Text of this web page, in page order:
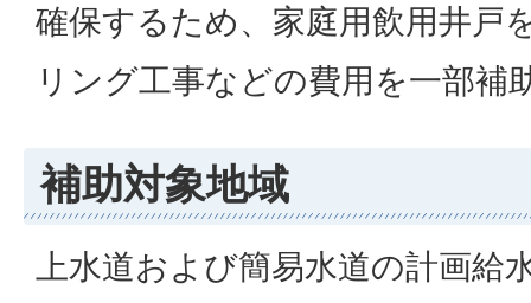
確保するため、家庭用飲用井戸
リング工事などの費用を一部補
補助対象地域
上水道および簡易水道の計画給